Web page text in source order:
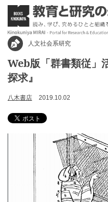
人文社会系研究
Web版「群書類従」
探求』
八木書店 2019.10.02